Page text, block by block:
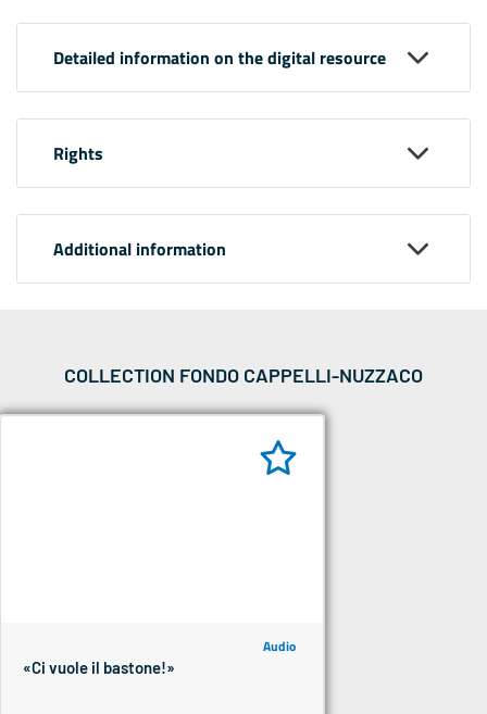
Detailed information on the digital resource
Rights
Additional information
COLLECTION FONDO CAPPELLI-NUZZACO
Audio
«Ci vuole il bastone!»